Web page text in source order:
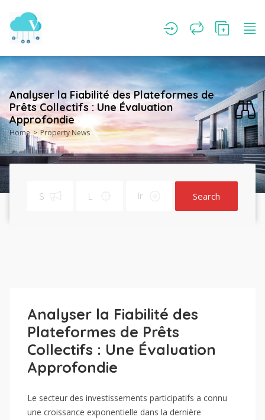
Analyser la Fiabilité des Plateformes de
Prêts Collectifs : Une Évaluation
Approfondie
Home Property News
Search
Analyser la Fiabilité des
Plateformes de Prêts
Collectifs : Une Évaluation
Approfondie
Le secteur des investissements participatifs a connu
une croissance exponentielle dans la dernière